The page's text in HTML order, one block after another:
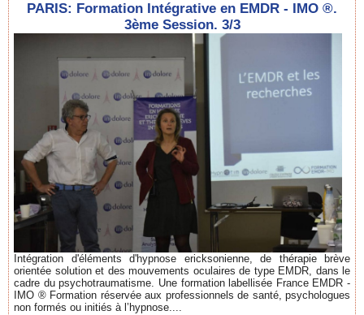
PARIS: Formation Intégrative en EMDR - IMO ®.
3ème Session. 3/3
Intégration d'éléments d'hypnose ericksonienne, de thérapie brève
orientée solution et des mouvements oculaires de type EMDR, dans le
cadre du psychotraumatisme. Une formation labellisée France EMDR -
IMO ® Formation réservée aux professionnels de santé, psychologues
non formés ou initiés à l’hypnose....